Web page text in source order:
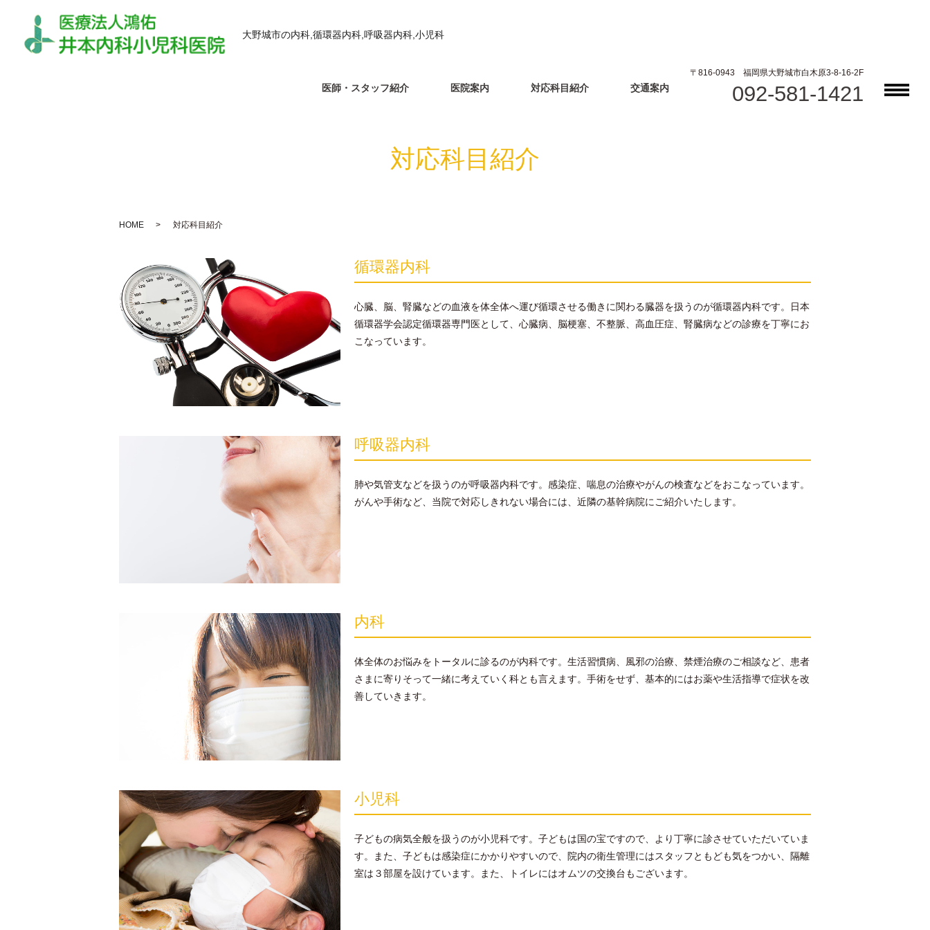
大野城市の内科,循環器内科,呼吸器内科,小児科
医師・スタッフ紹介 医院案内 対応科目紹介 交通案内
〒816-0943 福岡県大野城市白木原3-8-16-2F
092-581-1421
対応科目紹介
HOME 対応科目紹介
循環器内科
心臓、脳、腎臓などの血液を体全体へ運び循環させる働きに関わる臓器を扱うのが循環器内科です。日本
循環器学会認定循環器専門医として、心臓病、脳梗塞、不整脈、高血圧症、腎臓病などの診療を丁寧にお
こなっています。
呼吸器内科
肺や気管支などを扱うのが呼吸器内科です。感染症、喘息の治療やがんの検査などをおこなっています。
がんや手術など、当院で対応しきれない場合には、近隣の基幹病院にご紹介いたします。
内科
体全体のお悩みをトータルに診るのが内科です。生活習慣病、風邪の治療、禁煙治療のご相談など、患者
さまに寄りそって一緒に考えていく科とも言えます。手術をせず、基本的にはお薬や生活指導で症状を改
善していきます。
小児科
子どもの病気全般を扱うのが小児科です。子どもは国の宝ですので、より丁寧に診させていただいていま
す。また、子どもは感染症にかかりやすいので、院内の衛生管理にはスタッフともども気をつかい、隔離
室は３部屋を設けています。また、トイレにはオムツの交換台もございます。